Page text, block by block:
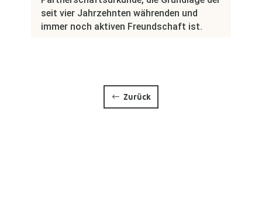
seit vier Jahrzehnten währenden und
immer noch aktiven Freundschaft ist.
Zurück